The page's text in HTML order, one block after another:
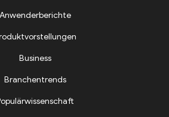
Anwenderberichte
Business
Branchentrends